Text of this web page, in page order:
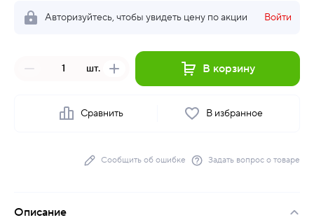
Авторизуйтесь, чтобы увидеть цену по акции Войти
шт. В корзину
Сравнить В избранное
Сообщить об ошибке Задать вопрос о товаре
Описание